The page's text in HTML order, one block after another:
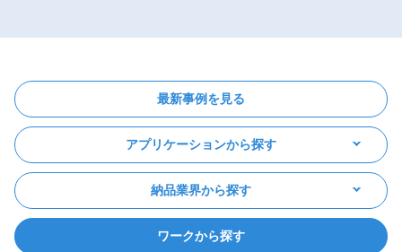
最新事例を見る
アプリケーションから探す
納品業界から探す
ワークから探す